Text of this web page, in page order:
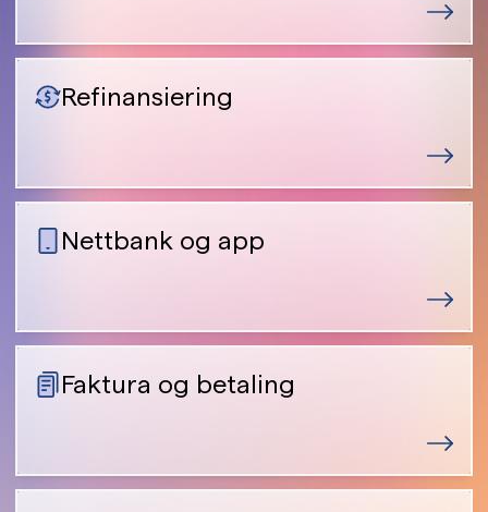
Refinansiering
Nettbank og app
Faktura og betaling